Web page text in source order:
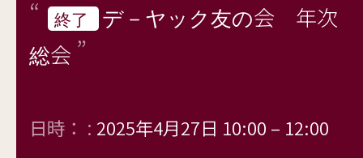
終了
デ－ヤック友の会 年次
総会
日時： : 2025年4月27日 10:00 – 12:00